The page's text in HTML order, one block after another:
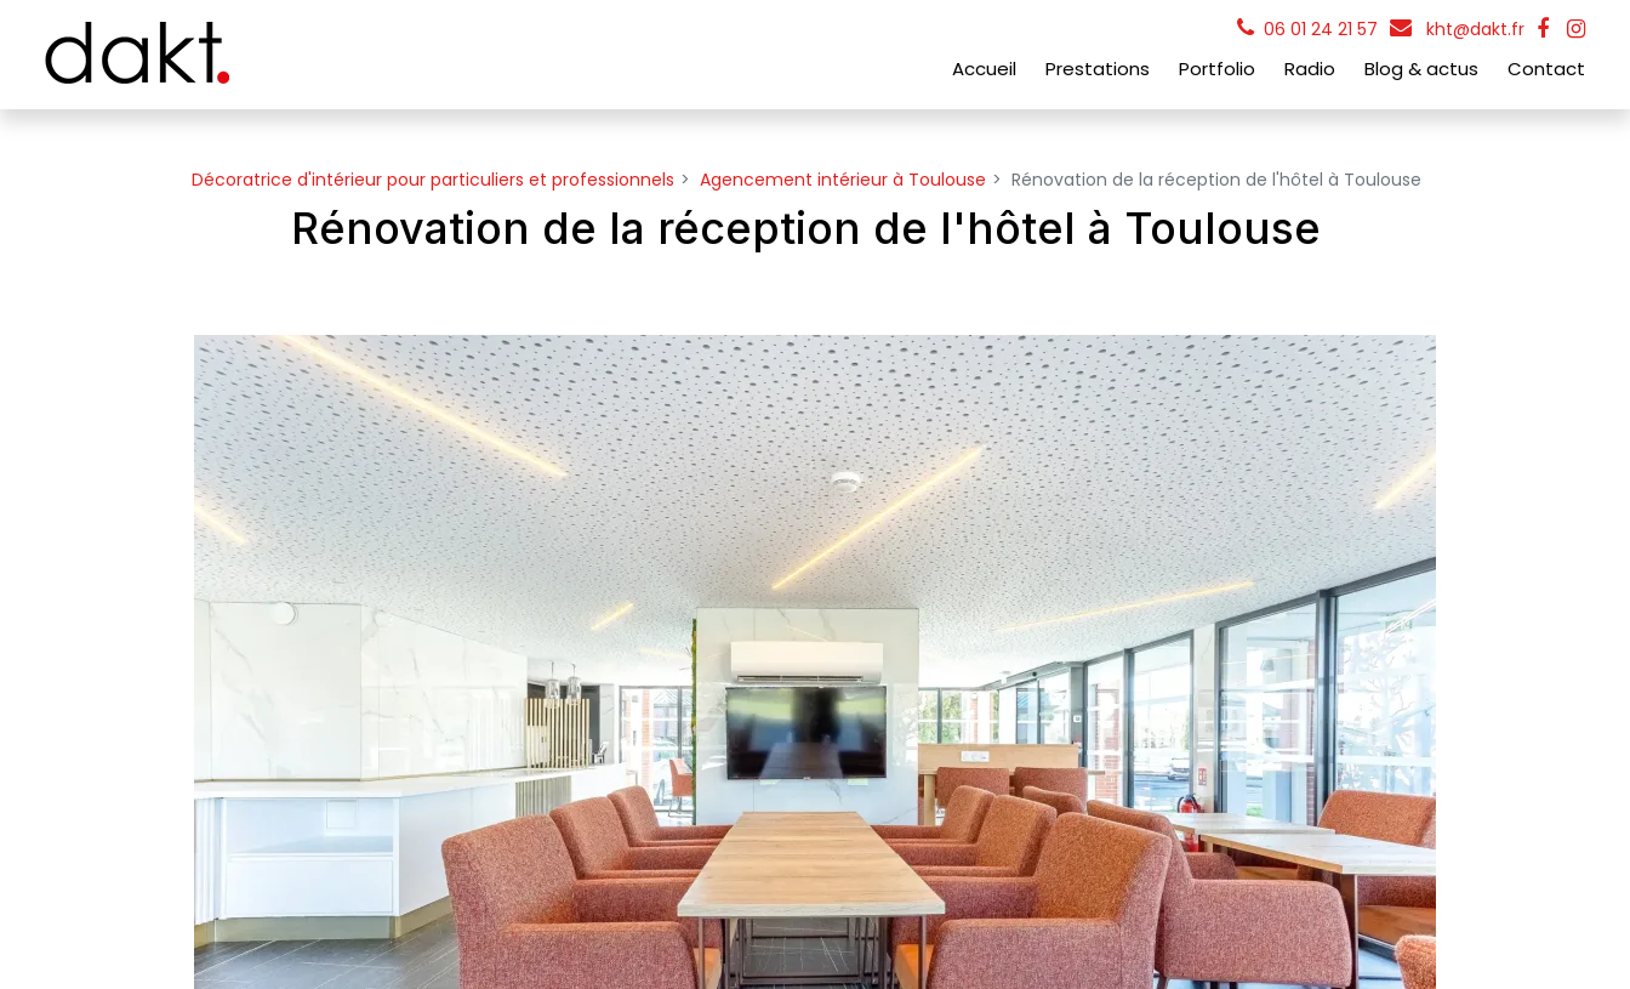
06 01 24 21 57 kht@dakt.fr
Accueil Prestations Portfolio Radio Blog & actus Contact
Décoratrice d'intérieur pour particuliers et professionnels Agencement intérieur à Toulouse Rénovation de la réception de l'hôtel à Toulouse
Rénovation de la réception de l'hôtel à Toulouse